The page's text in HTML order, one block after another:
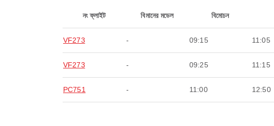
নং ফ্লাইট বিমানের মডেল বিমোচন
VF273 - 09:15 11:05
VF273 - 09:25 11:15
PC751 - 11:00 12:50